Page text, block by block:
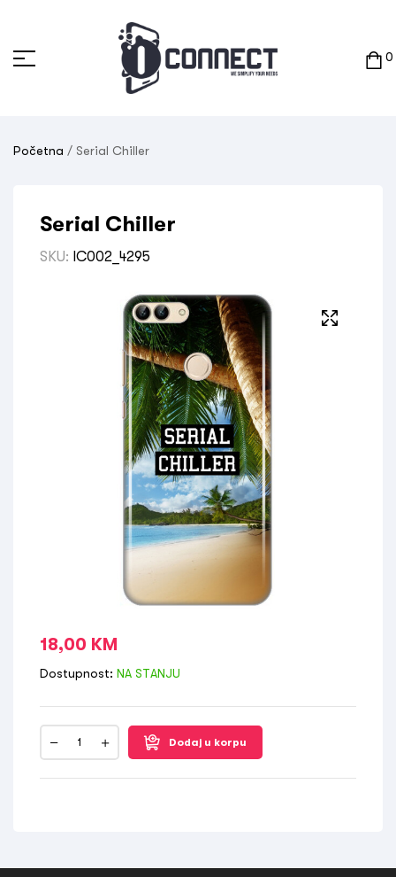
0
Početna / Serial Chiller
Serial Chiller
SKU: IC002_4295
18,00 KM
Dostupnost: NA STANJU
Dodaj u korpu